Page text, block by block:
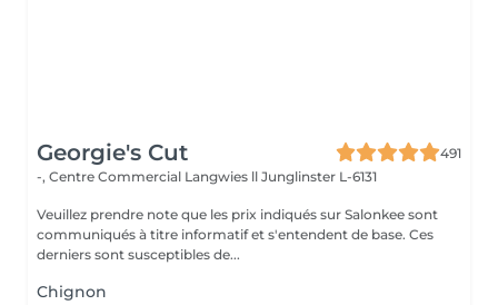
Georgie's Cut
491
-, Centre Commercial Langwies ll Junglinster L-6131
Veuillez prendre note que les prix indiqués sur Salonkee sont
communiqués à titre informatif et s'entendent de base. Ces
derniers sont susceptibles de...
Chignon